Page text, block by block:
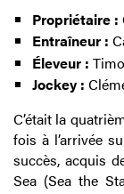
Propriétaire :
Entraîneur :
Éleveur :
Jockey :
C’était la
fois à l’arrivée
succès, acquis
Sea (Sea the